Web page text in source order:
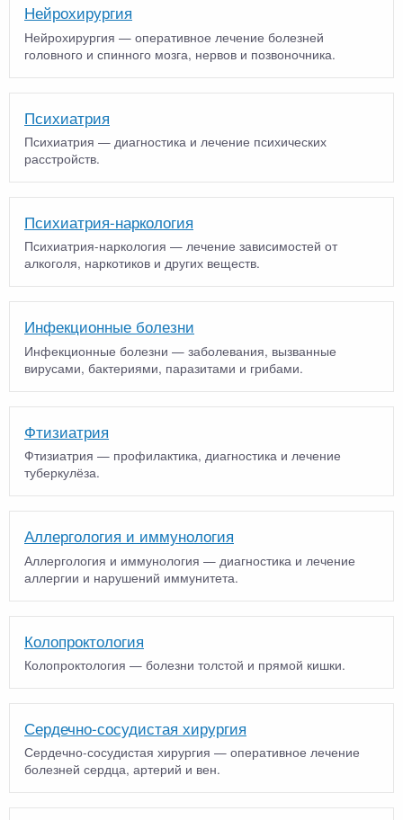
Нейрохирургия
Нейрохирургия — оперативное лечение болезней
головного и спинного мозга, нервов и позвоночника.
Психиатрия
Психиатрия — диагностика и лечение психических
расстройств.
Психиатрия-наркология
Психиатрия-наркология — лечение зависимостей от
алкоголя, наркотиков и других веществ.
Инфекционные болезни
Инфекционные болезни — заболевания, вызванные
вирусами, бактериями, паразитами и грибами.
Фтизиатрия
Фтизиатрия — профилактика, диагностика и лечение
туберкулёза.
Аллергология и иммунология
Аллергология и иммунология — диагностика и лечение
аллергии и нарушений иммунитета.
Колопроктология
Колопроктология — болезни толстой и прямой кишки.
Сердечно-сосудистая хирургия
Сердечно-сосудистая хирургия — оперативное лечение
болезней сердца, артерий и вен.